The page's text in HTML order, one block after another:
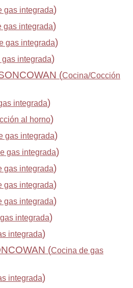
gas integrada)
gas integrada)
gas integrada)
integrada)
(Cocina/Cocción
integrada)
al horno)
gas integrada)
gas integrada)
gas integrada)
gas integrada)
gas integrada)
integrada)
integrada)
(Cocina de gas
integrada)